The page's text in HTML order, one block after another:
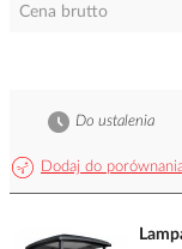
Cena brutto
Dodaj do
Do ustalenia